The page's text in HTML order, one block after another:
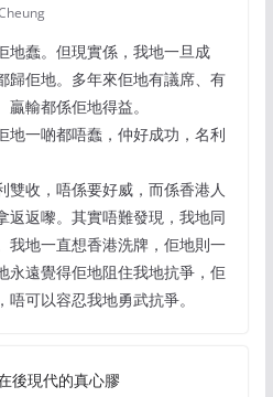
地蠢。但現實係，我地一旦成
歸佢地。多年來佢地有議席、有
輸都係佢地得益。
地一啲都唔蠢，仲好成功，名利
雙收，唔係要好威，而係香港人
返返嚟。其實唔難發現，我地同
我地一直想香港洗牌，佢地則一
永遠覺得佢地阻住我地抗爭，佢
可以容忍我地勇武抗爭。
後現代的真心膠